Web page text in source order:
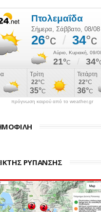
πρόγνωση καιρού από το weather.gr
ΡΥΠΑΝΣΗΣ